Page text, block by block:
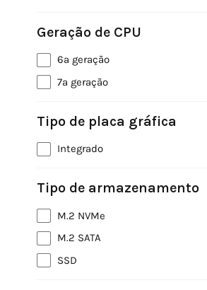
Geração de CPU
6ª geração
7ª geração
Tipo de placa gráfica
Integrado
Tipo de armazenamento
M.2 NVMe
M.2 SATA
SSD